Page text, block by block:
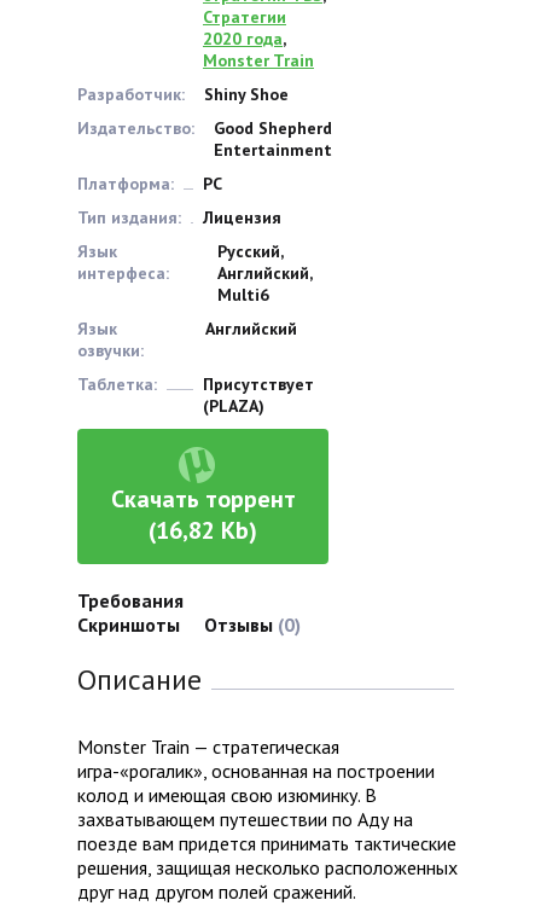
Стратегии
2020 года,
Monster Train
Разработчик:
Shiny Shoe
Издательство:
Good Shepherd
Entertainment
Платформа:
PC
Тип издания:
Лицензия
Язык
интерфеса:
Русский,
Английский,
Multi6
Язык
озвучки:
Английский
Таблетка:
Присутствует
(PLAZA)
Скачать торрент
(16,82 Kb)
Требования
Скриншоты
Отзывы (0)
Описание
Monster Train — стратегическая
игра-«рогалик», основанная на построении
колод и имеющая свою изюминку. В
захватывающем путешествии по Аду на
поезде вам придется принимать тактические
решения, защищая несколько расположенных
друг над другом полей сражений.